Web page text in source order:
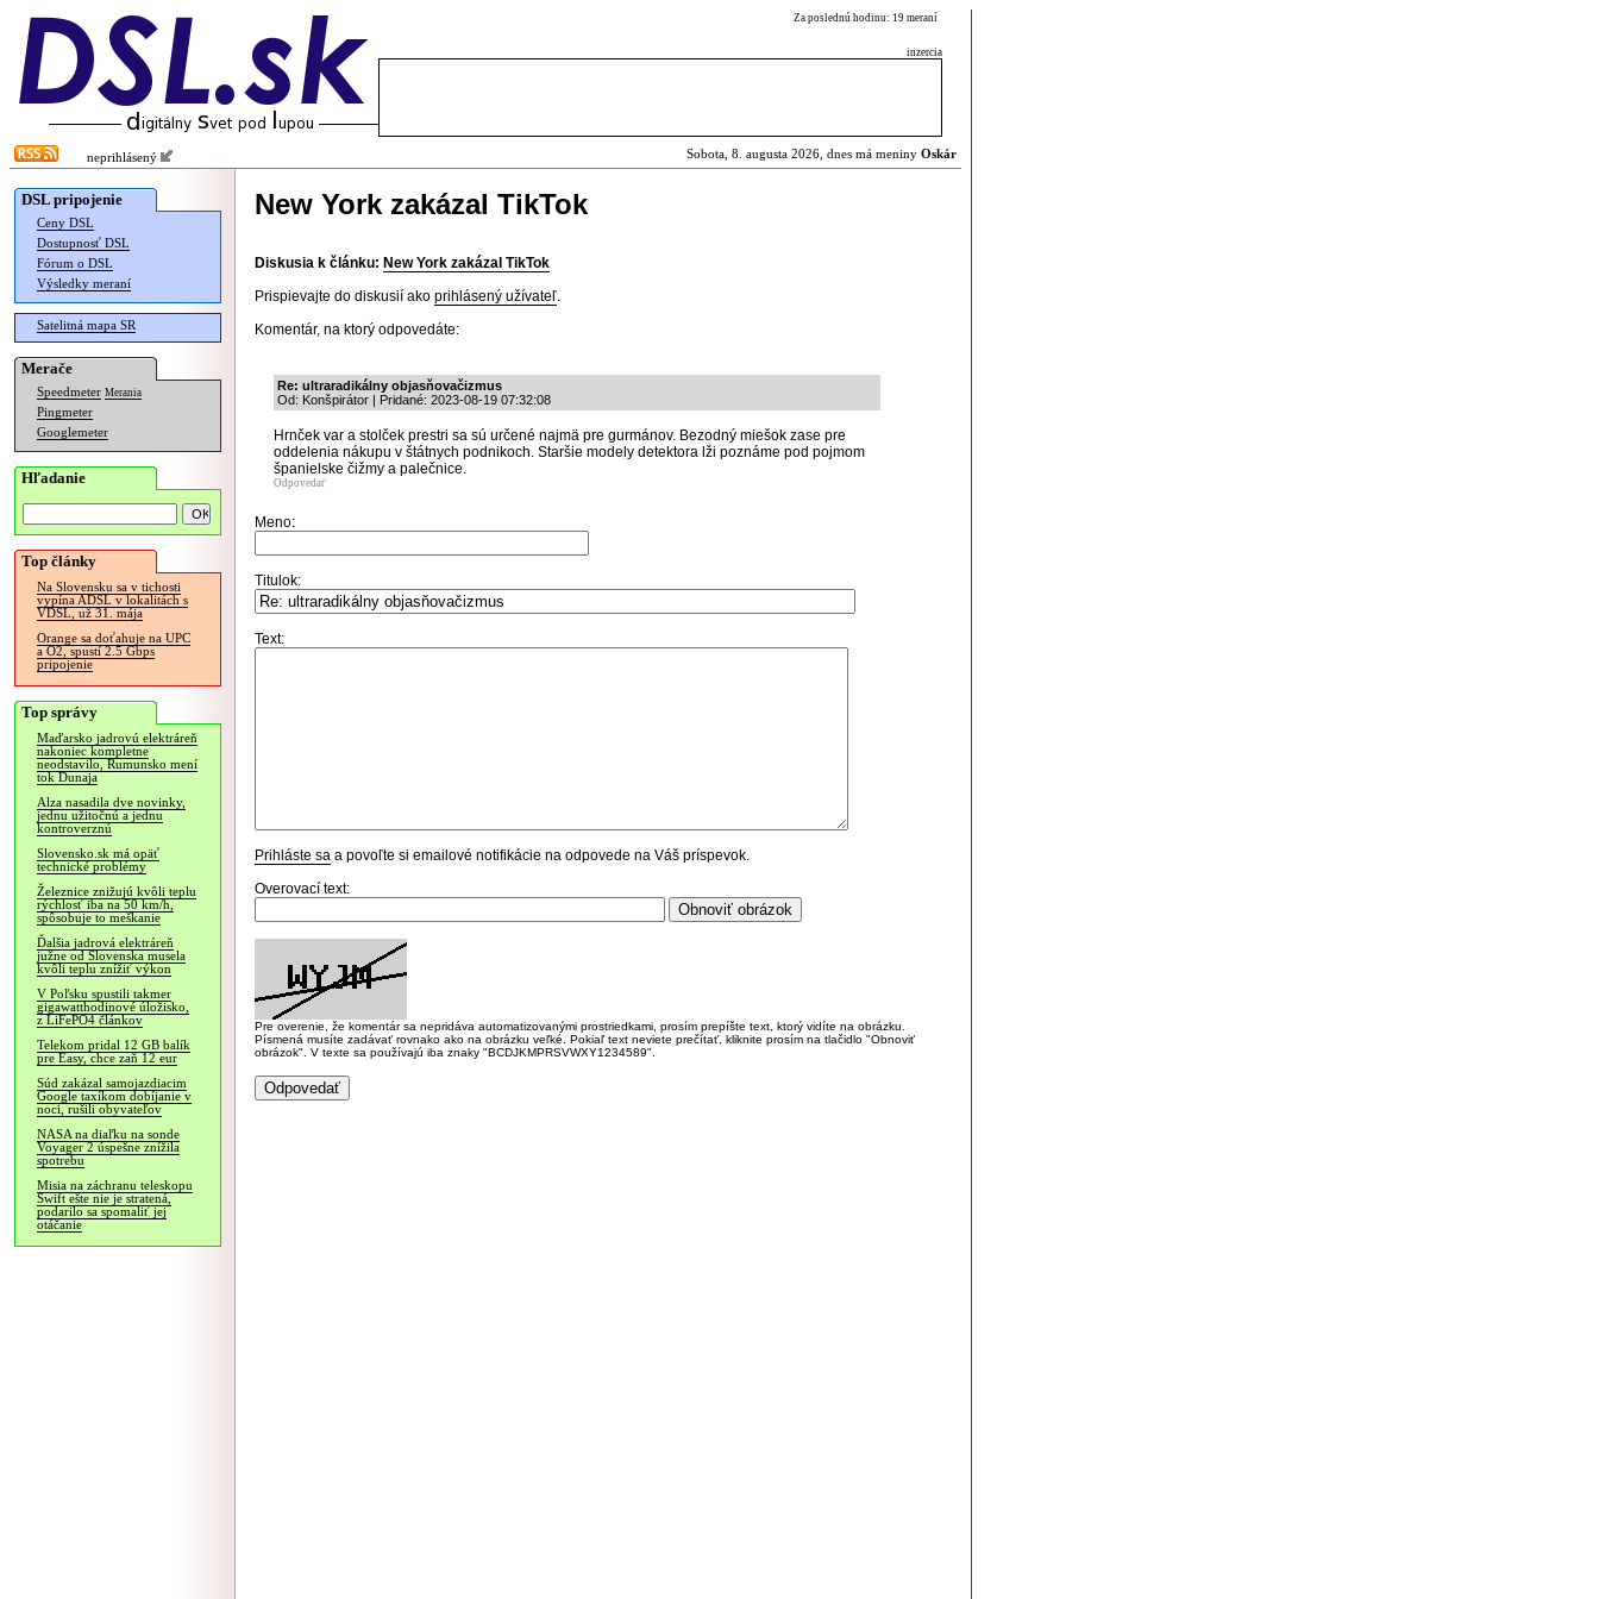
Za poslednú hodinu: 19 meraní
inzercia
neprihlásený Sobota, 8. augusta 2026, dnes má meniny Oskár
DSL pripojenie
Ceny DSL
Dostupnosť DSL
Fórum o DSL
Výsledky meraní
Satelitná mapa SR
Merače
Speedmeter Merania
Pingmeter
Googlemeter
Hľadanie
Top články
Na Slovensku sa v tichosti
vypína ADSL v lokalitách s
VDSL, už 31. mája
Orange sa doťahuje na UPC
a O2, spustí 2.5 Gbps
pripojenie
Top správy
Maďarsko jadrovú elektráreň
nakoniec kompletne
neodstavilo, Rumunsko mení
tok Dunaja
Alza nasadila dve novinky,
jednu užitočnú a jednu
kontroverznú
Slovensko.sk má opäť
technické problémy
Železnice znižujú kvôli teplu
rýchlosť iba na 50 km/h,
spôsobuje to meškanie
Ďalšia jadrová elektráreň
južne od Slovenska musela
kvôli teplu znížiť výkon
V Poľsku spustili takmer
gigawatthodinové úložisko,
z LiFePO4 článkov
Telekom pridal 12 GB balík
pre Easy, chce zaň 12 eur
Súd zakázal samojazdiacim
Google taxíkom dobíjanie v
noci, rušili obyvateľov
NASA na diaľku na sonde
Voyager 2 úspešne znížila
spotrebu
Misia na záchranu teleskopu
Swift ešte nie je stratená,
podarilo sa spomaliť jej
otáčanie
New York zakázal TikTok
Diskusia k článku: New York zakázal TikTok
Prispievajte do diskusií ako prihlásený užívateľ.
Komentár, na ktorý odpovedáte:
Re: ultraradikálny objasňovačizmus
Od: Konšpirátor | Pridané: 2023-08-19 07:32:08
Hrnček var a stolček prestri sa sú určené najmä pre gurmánov. Bezodný miešok zase pre
oddelenia nákupu v štátnych podnikoch. Staršie modely detektora lži poznáme pod pojmom
španielske čižmy a palečnice.
Odpovedať
Meno:
Titulok:
Text:
Prihláste sa a povoľte si emailové notifikácie na odpovede na Váš príspevok.
Overovací text:
Pre overenie, že komentár sa nepridáva automatizovanými prostriedkami, prosím prepíšte text, ktorý vidíte na obrázku.
Písmená musíte zadávať rovnako ako na obrázku veľké. Pokiaľ text neviete prečítať, kliknite prosím na tlačidlo "Obnoviť
obrázok". V texte sa používajú iba znaky "BCDJKMPRSVWXY1234589".